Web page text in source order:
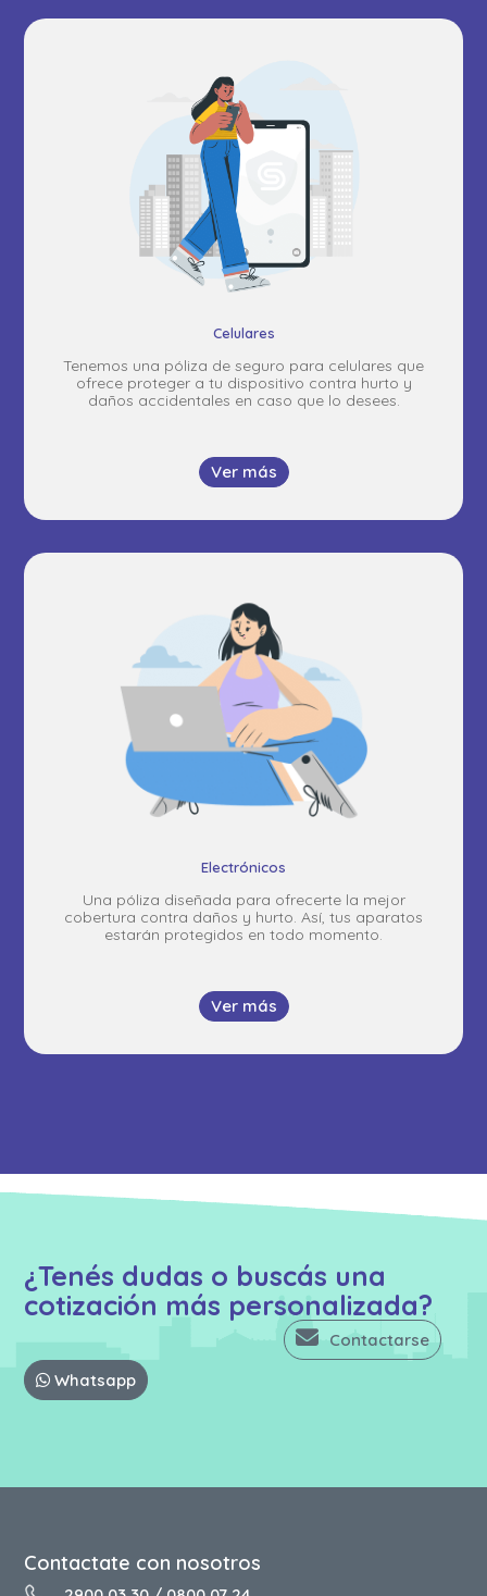
Celulares
Tenemos una póliza de seguro para celulares que
ofrece proteger a tu dispositivo contra hurto y
daños accidentales en caso que lo desees.
Ver más
Electrónicos
Una póliza diseñada para ofrecerte la mejor
cobertura contra daños y hurto. Así, tus aparatos
estarán protegidos en todo momento.
Ver más
¿Tenés dudas o buscás una
cotización más personalizada?
Contactarse
Whatsapp
Contactate con nosotros